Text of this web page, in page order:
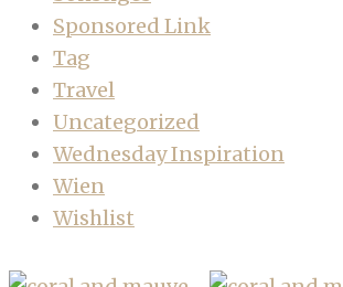
Sponsored Link
Tag
Travel
Uncategorized
Wednesday Inspiration
Wien
Wishlist